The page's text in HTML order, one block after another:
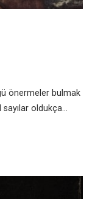
önermeler bulmak
oldukça...